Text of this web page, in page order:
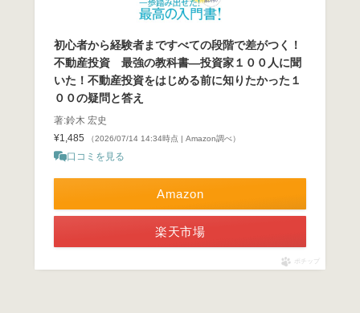
初心者から経験者まですべての段階で差がつく！
不動産投資 最強の教科書―投資家１００人に聞
いた！不動産投資をはじめる前に知りたかった１
００の疑問と答え
著:鈴木 宏史
¥1,485
（2026/07/14 14:34時点 | Amazon調べ）
口コミを見る
Amazon
楽天市場
ポチップ